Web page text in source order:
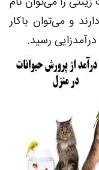
و می‌توان باکار
رسید.